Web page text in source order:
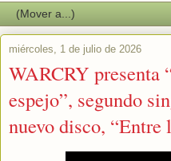
miércoles, 1 de julio de 2026
WARCRY presenta
espejo”, segundo
nuevo disco, “Entre